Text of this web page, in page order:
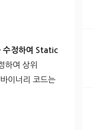
수정하여 Static
하여 상위
이너리 코드는